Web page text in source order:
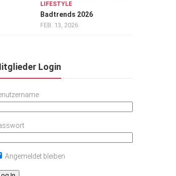
LIFESTYLE
Badtrends 2026
FEB. 13, 2026
Login
Angemeldet bleiben